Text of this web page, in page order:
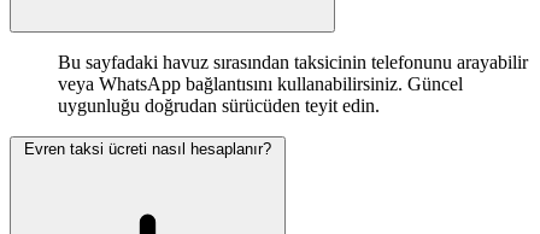
Bu sayfadaki havuz sırasından taksicinin telefonunu arayabilir
veya WhatsApp bağlantısını kullanabilirsiniz. Güncel
uygunluğu doğrudan sürücüden teyit edin.
Evren taksi ücreti nasıl hesaplanır?